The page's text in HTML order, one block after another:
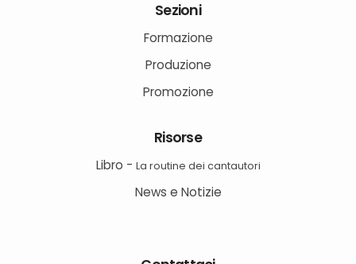
Sezioni
Formazione
Produzione
Promozione
Risorse
Libro - La routine dei cantautori
News e Notizie